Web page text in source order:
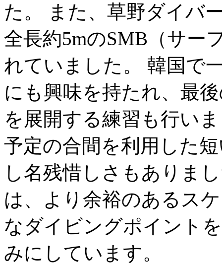
た。 また、草野ダイバ
全長約5mのSMB（サー
れていました。 韓国で
にも興味を持たれ、最
を展開する練習も行い
予定の合間を利用した
し名残惜しさもありま
は、より余裕のあるス
なダイビングポイント
みにしています。